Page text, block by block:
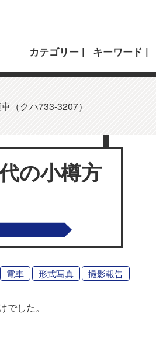
カテゴリー キーワード
（クハ733-3207）
の小樽方
電車 形式写真 撮影報告
した。